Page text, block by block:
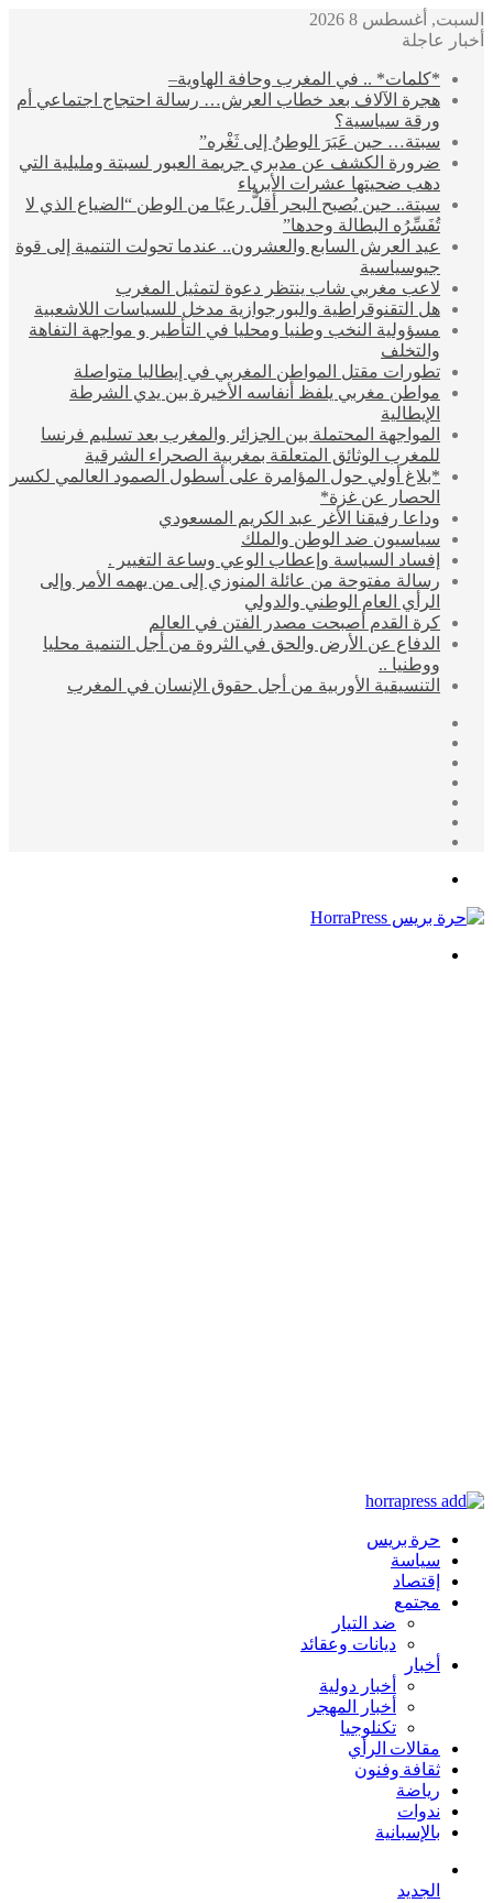
السبت, أغسطس 8 2026
أخبار عاجلة
*كلمات* .. في المغرب وحافة الهاوية–
هجرة الآلاف بعد خطاب العرش… رسالة احتجاج اجتماعي أم
ورقة سياسية؟
سبتة… حين عَبَرَ الوطنُ إلى ثَغْره”
ضرورة الكشف عن مدبري جريمة العبور لسبتة ومليلية التي
دهب ضحيتها عشرات الأبرياء
سبتة.. حين يُصبح البحر أقلُّ رعبًا من الوطن “الضياع الذي لا
تُفَسِّرُه البطالة وحدها”
عيد العرش السابع والعشرون.. عندما تحولت التنمية إلى قوة
جيوسياسية
لاعب مغربي شاب ينتظر دعوة لتمثيل المغرب
هل التقنوقراطية والبورجوازية مدخل للسياسات اللاشعبية
مسؤولية النخب وطنيا ومحليا في التأطير و مواجهة التفاهة
والتخلف
تطورات مقتل المواطن المغربي في إيطاليا متواصلة
مواطن مغربي يلفظ أنفاسه الأخيرة بين يدي الشرطة
الإيطالية
المواجهة المحتملة بين الجزائر والمغرب بعد تسليم فرنسا
للمغرب الوثائق المتعلقة بمغربية الصحراء الشرقية
*بلاغ أولي حول المؤامرة على أسطول الصمود العالمي لكسر
الحصار عن غزة*
وداعا رفيقنا الأغر عبد الكريم المسعودي
سياسيون ضد الوطن والملك
إفساد السياسة وإعطاب الوعي وساعة التغيير .
رسالة مفتوحة من عائلة المنوزي إلى من يهمه الأمر وإلى
الرأي العام الوطني والدولي
كرة القدم أصبحت مصدر الفتن في العالم
الدفاع عن الأرض والحق في الثروة من أجل التنمية محليا
ووطنيا ..
التنسيقية الأوربية من أجل حقوق الإنسان في المغرب
حرة بريس
سياسة
إقتصاد
مجتمع
ضد التيار
ديانات وعقائد
أخبار
أخبار دولية
أخبار المهجر
تكنلوجيا
مقالات الرأي
ثقافة وفنون
رياضة
ندوات
بالإسبانية
الجديد